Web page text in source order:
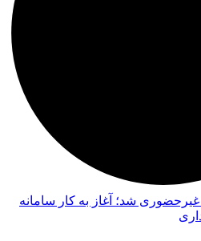
شد؛ آغاز به کار سامانه